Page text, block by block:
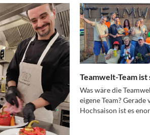
Teamwelt-Team
Was wäre die
eigene Team? Gerade
Hochsaison ist es